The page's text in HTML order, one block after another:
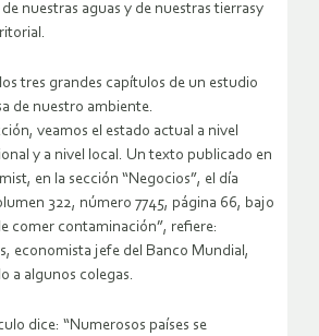
nuestras aguas y de nuestras tierrasy
tres grandes capítulos de un estudio
de nuestro ambiente.
veamos el estado actual a nivel
y a nivel local. Un texto publicado en
en la sección “Negocios”, el día
322, número 7745, página 66, bajo
comer contaminación”, refiere:
economista jefe del Banco Mundial,
a algunos colegas.
dice: “Numerosos países se